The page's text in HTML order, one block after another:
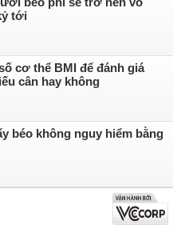
tới
cơ thể BMI để đánh giá
cân hay không
béo không nguy hiểm bằng